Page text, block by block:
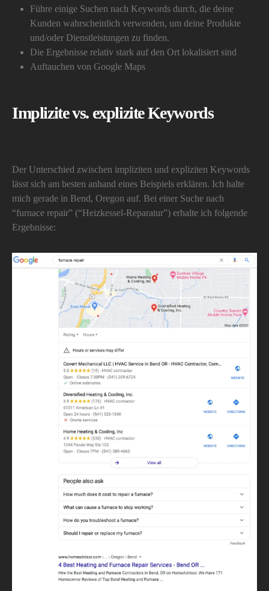
Führe einige Suchen nach Keywords durch, die deine
Kunden wahrscheinlich verwenden, um deine Produkte
und/oder Dienstleistungen zu finden.
Die Ergebnisse relativ stark auf den Ort lokalisiert sind
Auftauchen von Google Maps
Implizite vs. explizite Keywords
Der Unterschied zwischen impliziten und expliziten Keywords
lässt sich am besten anhand eines Beispiels erklären. Ich halte
mich gerade in Bend, Oregon auf. Bei einer Suche nach
“furnace repair” (“Heizkessel-Reparatur”) erhalte ich folgende
Ergebnisse: